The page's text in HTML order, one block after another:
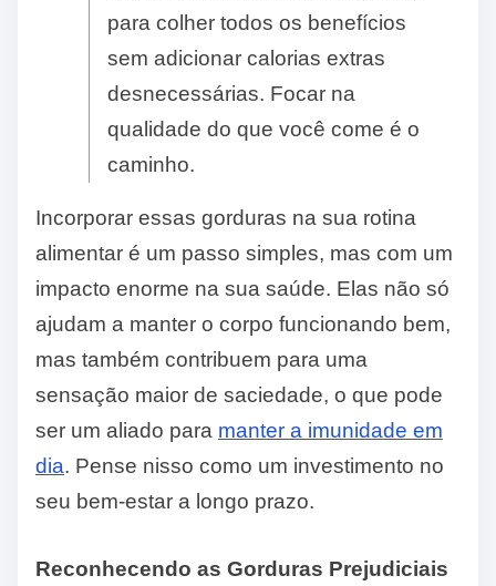
para colher todos os benefícios
sem adicionar calorias extras
desnecessárias. Focar na
qualidade do que você come é o
caminho.
Incorporar essas gorduras na sua rotina
alimentar é um passo simples, mas com um
impacto enorme na sua saúde. Elas não só
ajudam a manter o corpo funcionando bem,
mas também contribuem para uma
sensação maior de saciedade, o que pode
ser um aliado para manter a imunidade em
dia. Pense nisso como um investimento no
seu bem-estar a longo prazo.
Reconhecendo as Gorduras Prejudiciais